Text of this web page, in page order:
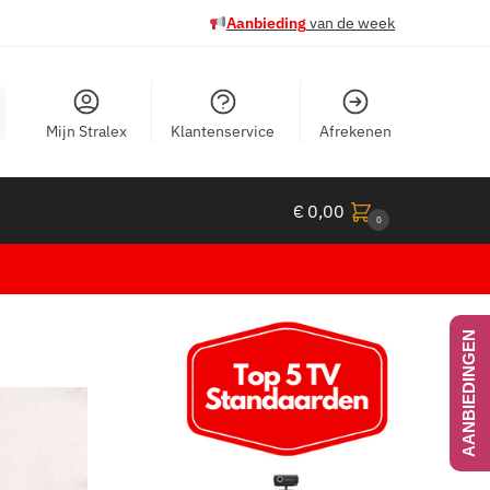
Aanbiedingvan de week
Mijn Stralex Klantenservice Afrekenen
€ 0,00 0
AANBIEDINGEN